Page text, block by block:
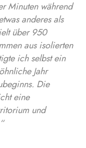
Minuten während
anderes als
über 950
aus isolierten
ich selbst ein
Jahr
Die
eine
und